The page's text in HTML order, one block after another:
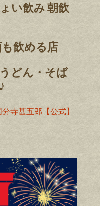
い飲み 朝飲
飲める店
どん・そば
分寺甚五郎【公式】